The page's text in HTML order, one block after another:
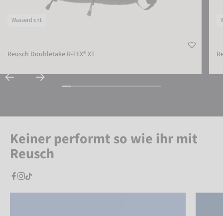
Wasserdicht
Reusch Doubletake R-TEX® XT
Keiner performt so wie ihr mit
Reusch